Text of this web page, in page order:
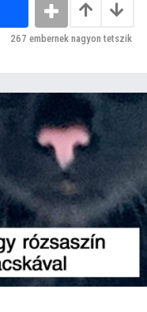
267 embernek nagyon tetszik